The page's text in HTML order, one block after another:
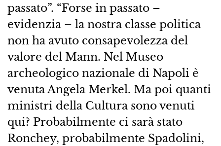
passato”. “Forse in passato –
evidenzia – la nostra classe politica
non ha avuto consapevolezza del
valore del Mann. Nel Museo
archeologico nazionale di Napoli è
venuta Angela Merkel. Ma poi quanti
ministri della Cultura sono venuti
qui? Probabilmente ci sarà stato
Ronchey, probabilmente Spadolini,